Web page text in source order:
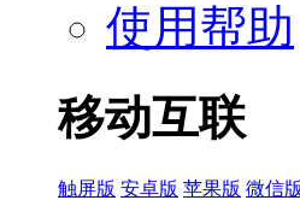
使用帮助
移动互联
触屏版 安卓版 苹果版 微信版